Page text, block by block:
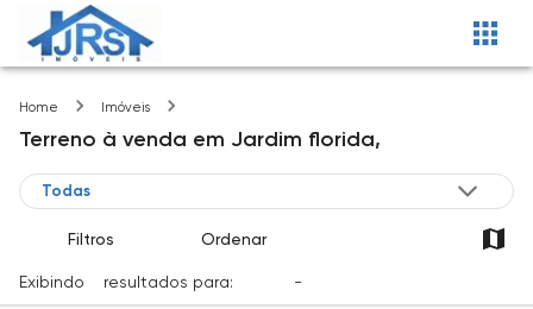
Home Imóveis
Terreno à venda em Jardim florida,
Filtros Ordenar
Exibindo resultados para: -